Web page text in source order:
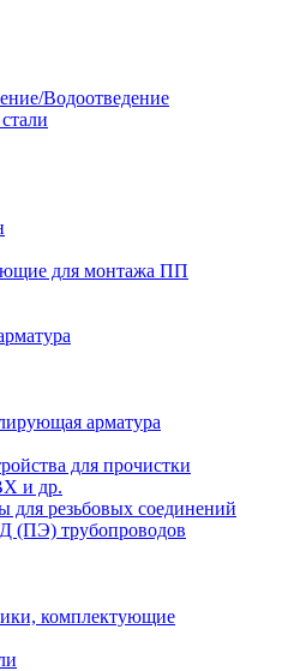
Водоотведение
для монтажа ПП
арматура
для прочистки
и др.
для резьбовых соединений
трубопроводов
комплектующие